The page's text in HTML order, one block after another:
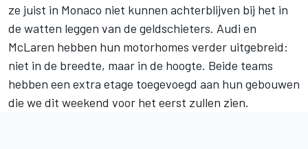
ze juist in Monaco niet kunnen achterblijven bij het in
de watten leggen van de geldschieters. Audi en
McLaren hebben hun motorhomes verder uitgebreid:
niet in de breedte, maar in de hoogte. Beide teams
hebben een extra etage toegevoegd aan hun gebouwen
die we dit weekend voor het eerst zullen zien.